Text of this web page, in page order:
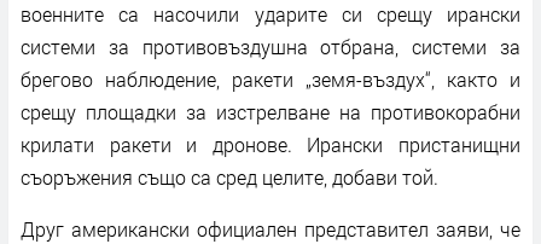
военните са насочили ударите си срещу ирански
системи за противовъздушна отбрана, системи за
брегово наблюдение, ракети „земя-въздух“, както и
срещу площадки за изстрелване на противокорабни
крилати ракети и дронове. Ирански пристанищни
съоръжения също са сред целите, добави той.
Друг американски официален представител заяви, че